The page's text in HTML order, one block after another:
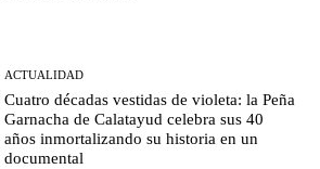
ACTUALIDAD
Cuatro décadas vestidas de violeta: la Peña
Garnacha de Calatayud celebra sus 40
años inmortalizando su historia en un
documental